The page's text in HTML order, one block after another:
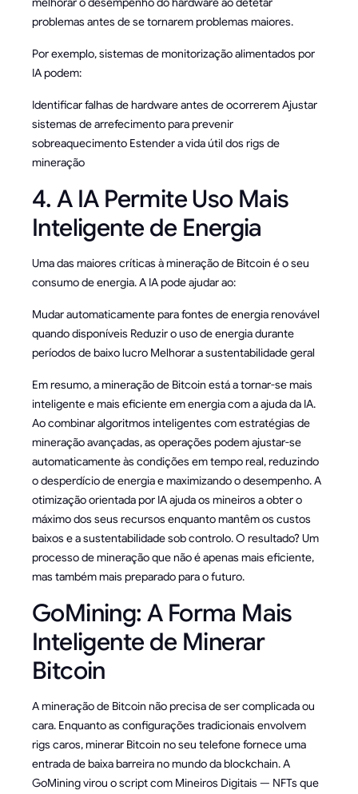
problemas antes de se tornarem problemas maiores.
Por exemplo, sistemas de monitorização alimentados por
IA podem:
Identificar falhas de hardware antes de ocorrerem Ajustar
sistemas de arrefecimento para prevenir
sobreaquecimento Estender a vida útil dos rigs de
mineração
4. A IA Permite Uso Mais
Inteligente de Energia
Uma das maiores críticas à mineração de Bitcoin é o seu
consumo de energia. A IA pode ajudar ao:
Mudar automaticamente para fontes de energia renovável
quando disponíveis Reduzir o uso de energia durante
períodos de baixo lucro Melhorar a sustentabilidade geral
Em resumo, a mineração de Bitcoin está a tornar-se mais
inteligente e mais eficiente em energia com a ajuda da IA.
Ao combinar algoritmos inteligentes com estratégias de
mineração avançadas, as operações podem ajustar-se
automaticamente às condições em tempo real, reduzindo
o desperdício de energia e maximizando o desempenho. A
otimização orientada por IA ajuda os mineiros a obter o
máximo dos seus recursos enquanto mantêm os custos
baixos e a sustentabilidade sob controlo. O resultado? Um
processo de mineração que não é apenas mais eficiente,
mas também mais preparado para o futuro.
GoMining: A Forma Mais
Inteligente de Minerar
Bitcoin
A mineração de Bitcoin não precisa de ser complicada ou
cara. Enquanto as configurações tradicionais envolvem
rigs caros, minerar Bitcoin no seu telefone fornece uma
entrada de baixa barreira no mundo da blockchain. A
GoMining virou o script com Mineiros Digitais — NFTs que